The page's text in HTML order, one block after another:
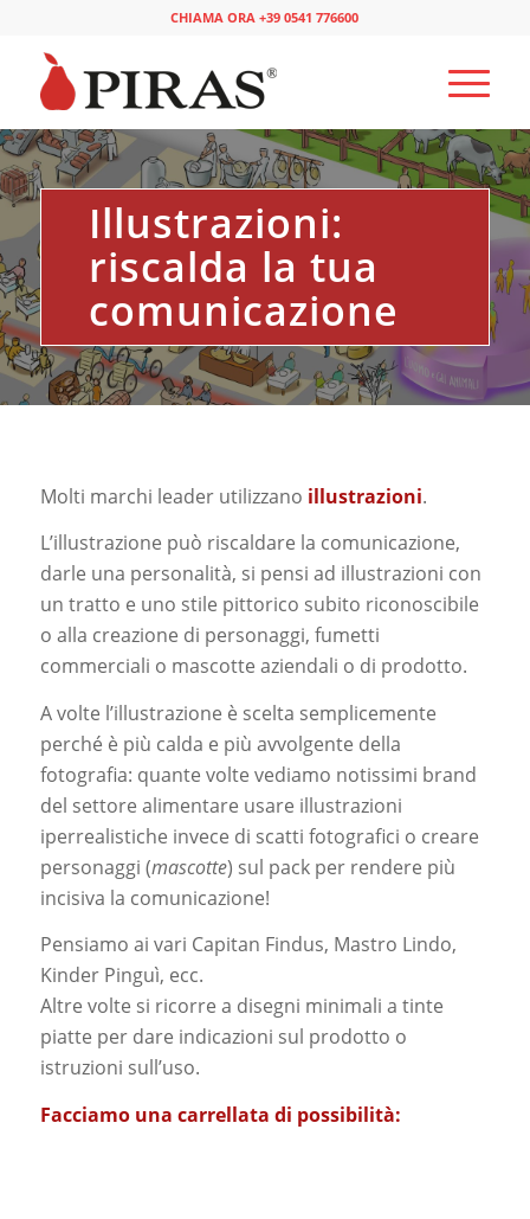
CHIAMA ORA +39 0541 776600
Illustrazioni:
riscalda la tua
comunicazione
Molti marchi leader utilizzano illustrazioni.
L’illustrazione può riscaldare la comunicazione,
darle una personalità, si pensi ad illustrazioni con
un tratto e uno stile pittorico subito riconoscibile
o alla creazione di personaggi, fumetti
commerciali o mascotte aziendali o di prodotto.
A volte l’illustrazione è scelta semplicemente
perché è più calda e più avvolgente della
fotografia: quante volte vediamo notissimi brand
del settore alimentare usare illustrazioni
iperrealistiche invece di scatti fotografici o creare
personaggi (mascotte) sul pack per rendere più
incisiva la comunicazione!
Pensiamo ai vari Capitan Findus, Mastro Lindo,
Kinder Pinguì, ecc.
Altre volte si ricorre a disegni minimali a tinte
piatte per dare indicazioni sul prodotto o
istruzioni sull’uso.
Facciamo una carrellata di possibilità: